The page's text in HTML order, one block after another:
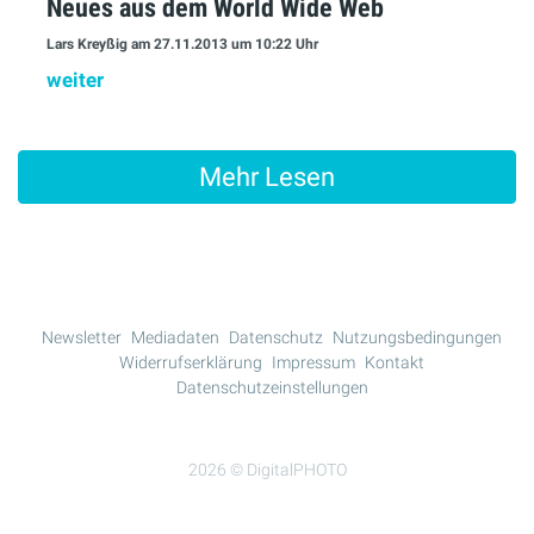
Neues aus dem World Wide Web
Lars Kreyßig am 27.11.2013 um 10:22 Uhr
weiter
Mehr Lesen
2026 © DigitalPHOTO
Newsletter Mediadaten Datenschutz Nutzungsbedingungen
Widerrufserklärung
Impressum Kontakt
Datenschutzeinstellungen